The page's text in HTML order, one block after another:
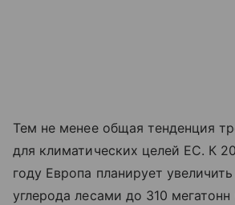
Тем не менее общая тенденция
для климатических целей ЕС. К
году Европа планирует
углерода лесами до 310 мегатонн